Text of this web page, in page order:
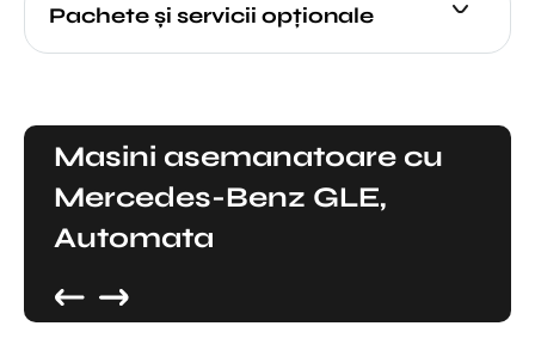
Pachete şi servicii opţionale
Masini asemanatoare cu
Mercedes-Benz GLE,
Automata